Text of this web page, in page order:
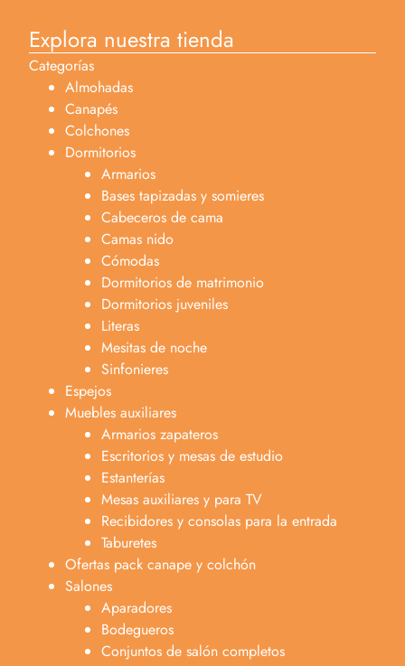
Explora nuestra tienda
Categorías
Almohadas
Canapés
Colchones
Dormitorios
Armarios
Bases tapizadas y somieres
Cabeceros de cama
Camas nido
Cómodas
Dormitorios de matrimonio
Dormitorios juveniles
Literas
Mesitas de noche
Sinfonieres
Espejos
Muebles auxiliares
Armarios zapateros
Escritorios y mesas de estudio
Estanterías
Mesas auxiliares y para TV
Recibidores y consolas para la entrada
Taburetes
Ofertas pack canape y colchón
Salones
Aparadores
Bodegueros
Conjuntos de salón completos